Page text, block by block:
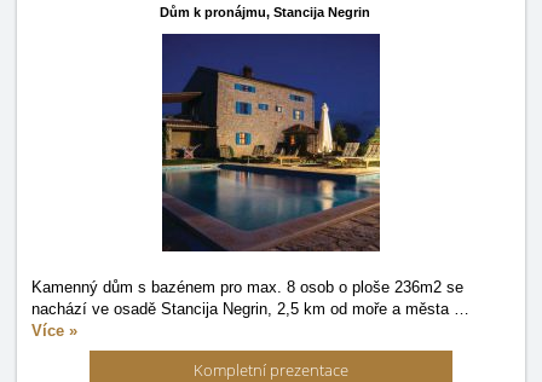
Dům k pronájmu, Stancija Negrin
Kamenný dům s bazénem pro max. 8 osob o ploše 236m2 se
nachází ve osadě Stancija Negrin, 2,5 km od moře a města …
Více »
Kompletní prezentace